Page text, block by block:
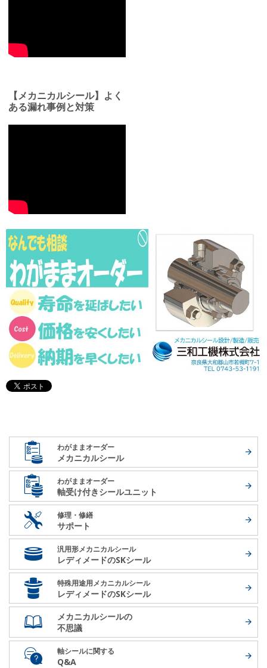
【メカニカルシール】よく
ある漏れ事例と対策
わがままオーダー
メカニカルシール
わがままオーダー
軸受け付きシールユニット
修理・修繕
サポート
汎用形メカニカルシール
レディメードのSKシール
特殊用途用メカニカルシール
レディメードのSKシール
メカニカルシールの
不思議
軸シールに関する
Q&A